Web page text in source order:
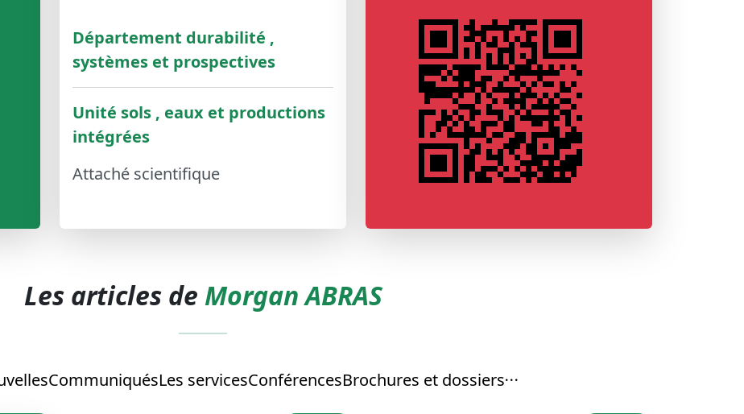
Département durabilité ,
systèmes et prospectives
Unité sols , eaux et productions
intégrées
Attaché scientifique
Les articles de Morgan ABRAS
CommuniquésLes servicesConférencesBrochures et dossiers